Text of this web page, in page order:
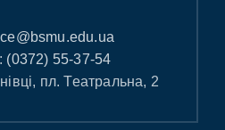
(0372) 55-37-54
пл. Театральна, 2